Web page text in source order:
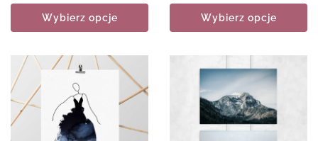
Wybierz opcje Wybierz opcje